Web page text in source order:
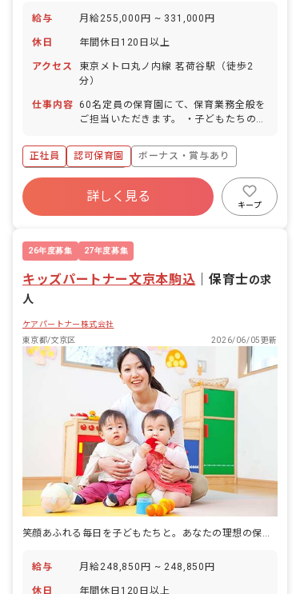
給与 月給255,000円 ~ 331,000円
休日 年間休日120日以上
アクセス
東京メトロ丸ノ内線 茗荷谷駅（徒歩2
分）
仕事内容 60名定員の保育園にて、保育業務全般を
ご担当いただきます。 ・子どもたちの興
しています。 ・少人数制のため、子ども
一人ひとりに寄り添った保育が可能で
す。 ・複数担任制を導入しており、業務
分担により残業や持ち帰り仕事はほとん
どありません。 ・年間休日が充実してお
り、未経験の方やブランクのある方も安
トミック ■園児年齢層：0～5歳児 ■書類
作成ツール導入：あり ■保護者との連絡
アプリ導入：あり
正社員 認可保育園
ボーナス・賞与あり
年間休日120日以上
寮・住宅・家賃補助あり
社会保険完備
残業少なめ
詳しく見る
キープ
26年度募集 27年度募集
キッズパートナー文京本駒込 保育士の求
人
ケアパートナー株式会社
東京都/文京区
2026/06/05更新
給与 月給248,850円 ~ 248,850円
休日 年間休日120日以上